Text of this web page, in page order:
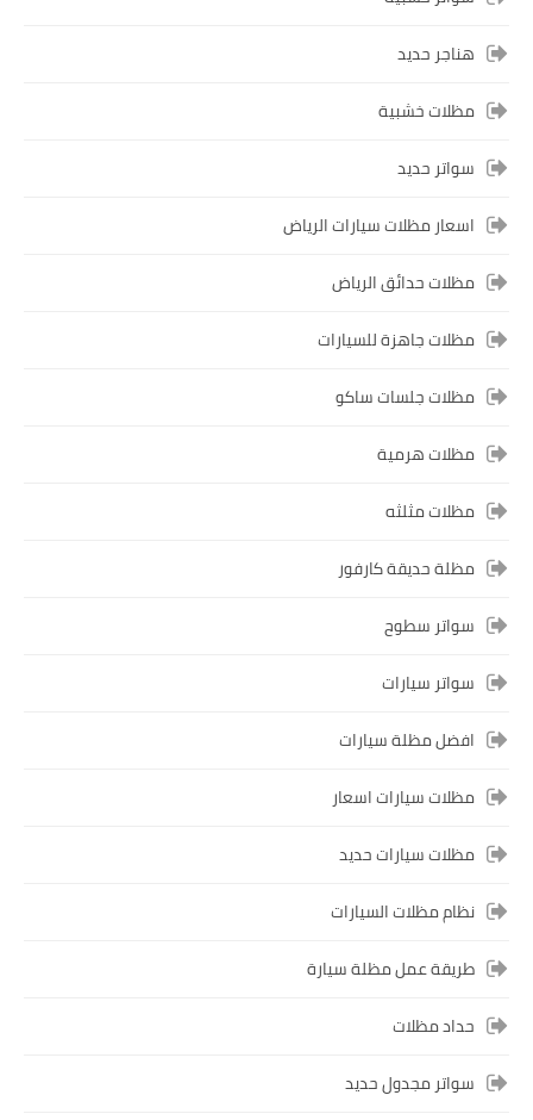
هناجر حديد
مظلات خشبية
سواتر حديد
اسعار مظلات سيارات الرياض
مظلات حدائق الرياض
مظلات جاهزة للسيارات
مظلات جلسات ساكو
مظلات هرمية
مظلات مثلثه
مظلة حديقة كارفور
سواتر سطوح
سواتر سيارات
افضل مظلة سيارات
مظلات سيارات اسعار
مظلات سيارات حديد
نظام مظلات السيارات
طريقة عمل مظلة سيارة
حداد مظلات
سواتر مجدول حديد